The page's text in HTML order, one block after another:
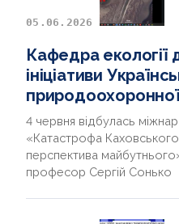
05.06.2026
Кафедра екології
ініціативи
4 червня відбулась
«Катастрофа
перспектива
професор Сергій Сонько